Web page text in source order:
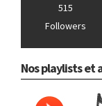
515
Followers
Nos playlists et